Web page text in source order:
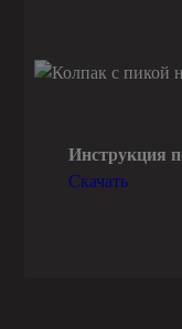
Инструкция
Скачать